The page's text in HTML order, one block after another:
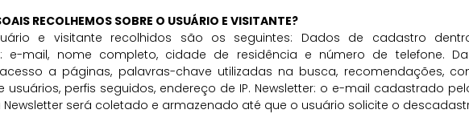
RECOLHEMOS SOBRE O USUÁRIO E VISITANTE?
e visitante recolhidos são os seguintes: Dados de cadastro
: e-mail, nome completo, cidade de residência e número de telefone.
a páginas, palavras-chave utilizadas na busca, recomendações,
perfis seguidos, endereço de IP. Newsletter: o e-mail cadastrado
será coletado e armazenado até que o usuário solicite o